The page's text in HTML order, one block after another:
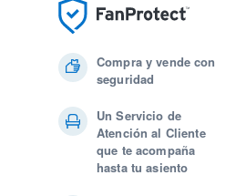
Compra y vende con
seguridad
Un Servicio de
Atención al Cliente
que te acompaña
hasta tu asiento